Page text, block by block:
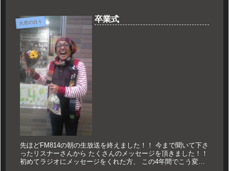
久世の日々 卒業式
先ほどFM814の朝の生放送を終えました！！ 今まで聞いて下さ
ったリスナーさんから たくさんのメッセージを頂きました！！
初めてラジオにメッセージをくれた方、 この4年間でこう変わ